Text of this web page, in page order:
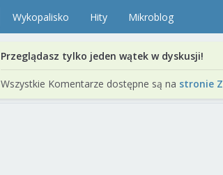
Wykopalisko Hity Mikroblog
Przeglądasz tylko jeden wątek w dyskusji!
Wszystkie Komentarze dostępne są na stronie